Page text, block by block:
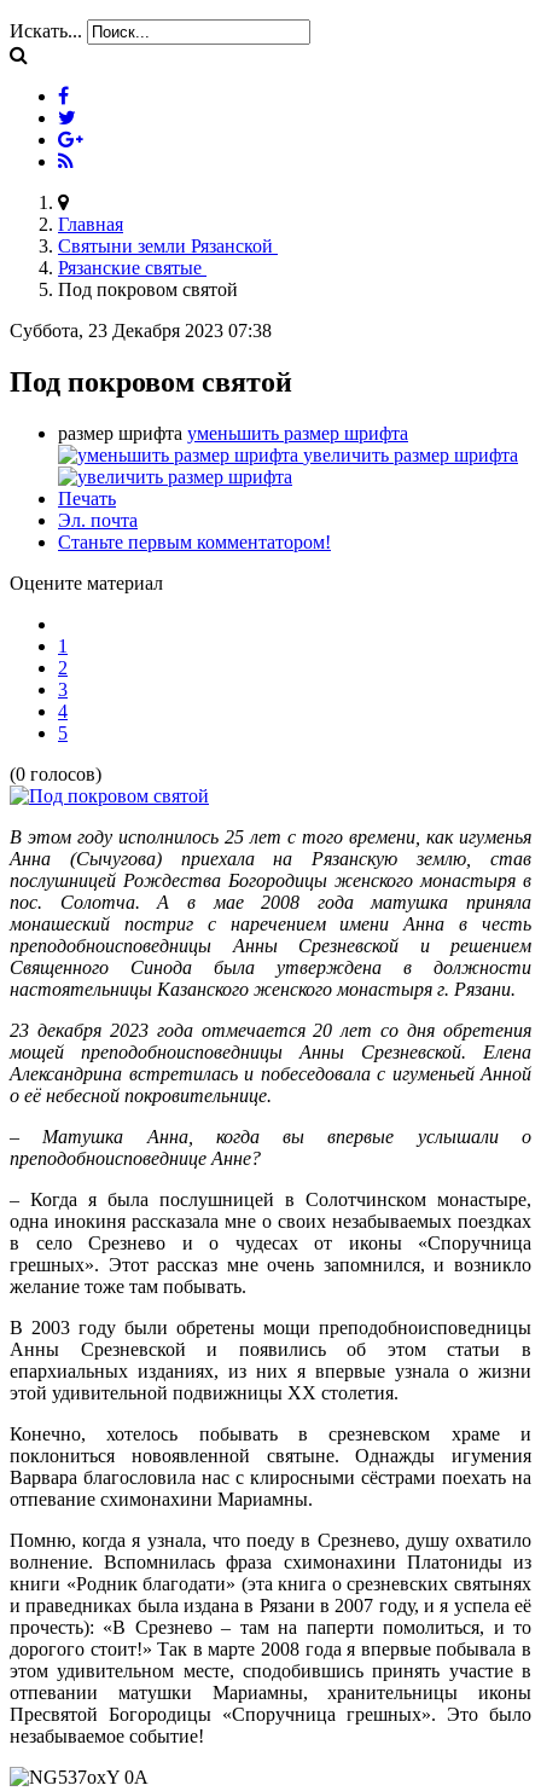
Искать...
Главная
Святыни земли Рязанской
Рязанские святые
Под покровом святой
Суббота, 23 Декабря 2023 07:38
Под покровом святой
размер шрифта уменьшить размер шрифта
увеличить размер шрифта
Печать
Эл. почта
Станьте первым комментатором!
Оцените материал
1
2
3
4
5
(0 голосов)
В этом году исполнилось 25 лет с того времени, как игуменья
Анна (Сычугова) приехала на Рязанскую землю, став
послушницей Рождества Богородицы женского монастыря в
пос. Солотча. А в мае 2008 года матушка приняла
монашеский постриг с наречением имени Анна в честь
преподобноисповедницы Анны Срезневской и решением
Священного Синода была утверждена в должности
настоятельницы Казанского женского монастыря г. Рязани.
23 декабря 2023 года отмечается 20 лет со дня обретения
мощей преподобноисповедницы Анны Срезневской. Елена
Александрина встретилась и побеседовала с игуменьей Анной
о её небесной покровительнице.
– Матушка Анна, когда вы впервые услышали о
преподобноисповеднице Анне?
– Когда я была послушницей в Солотчинском монастыре,
одна инокиня рассказала мне о своих незабываемых поездках
в село Срезнево и о чудесах от иконы «Споручница
грешных». Этот рассказ мне очень запомнился, и возникло
желание тоже там побывать.
В 2003 году были обретены мощи преподобноисповедницы
Анны Срезневской и появились об этом статьи в
епархиальных изданиях, из них я впервые узнала о жизни
этой удивительной подвижницы XX столетия.
Конечно, хотелось побывать в срезневском храме и
поклониться новоявленной святыне. Однажды игумения
Варвара благословила нас с клиросными сёстрами поехать на
отпевание схимонахини Мариамны.
Помню, когда я узнала, что поеду в Срезнево, душу охватило
волнение. Вспомнилась фраза схимонахини Платониды из
книги «Родник благодати» (эта книга о срезневских святынях
и праведниках была издана в Рязани в 2007 году, и я успела её
прочесть): «В Срезнево – там на паперти помолиться, и то
дорогого стоит!» Так в марте 2008 года я впервые побывала в
этом удивительном месте, сподобившись принять участие в
отпевании матушки Мариамны, хранительницы иконы
Пресвятой Богородицы «Споручница грешных». Это было
незабываемое событие!